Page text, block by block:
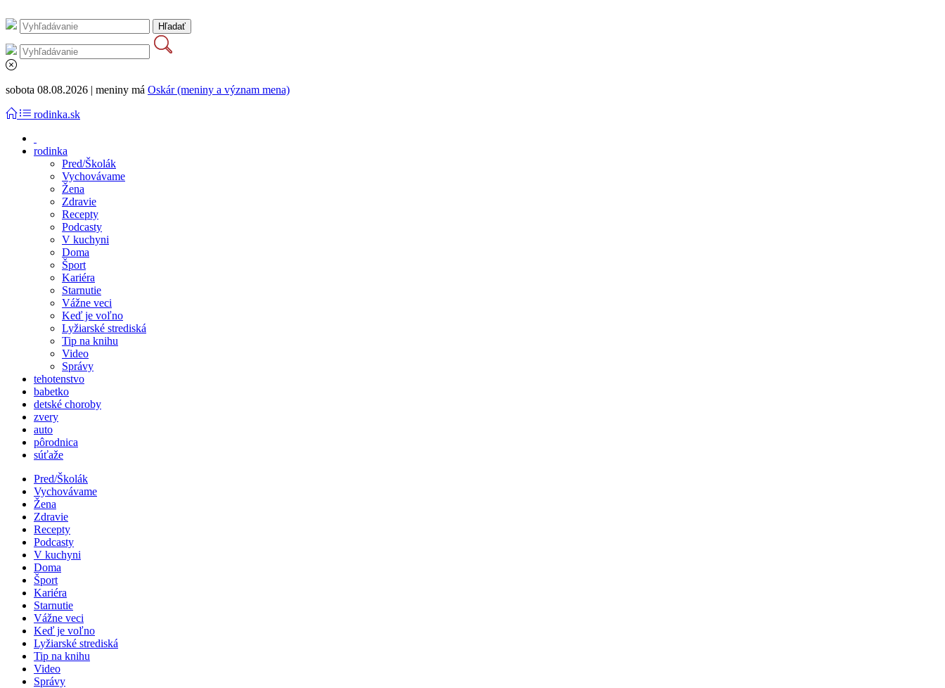
sobota 08.08.2026 | meniny má Oskár (meniny a význam mena)
rodinka.sk
rodinka
Pred/Školák
Vychovávame
Žena
Zdravie
Recepty
Podcasty
V kuchyni
Doma
Šport
Kariéra
Starnutie
Vážne veci
Keď je voľno
Lyžiarské strediská
Tip na knihu
Video
Správy
tehotenstvo
babetko
detské choroby
zvery
auto
pôrodnica
súťaže
Pred/Školák
Vychovávame
Žena
Zdravie
Recepty
Podcasty
V kuchyni
Doma
Šport
Kariéra
Starnutie
Vážne veci
Keď je voľno
Lyžiarské strediská
Tip na knihu
Video
Správy